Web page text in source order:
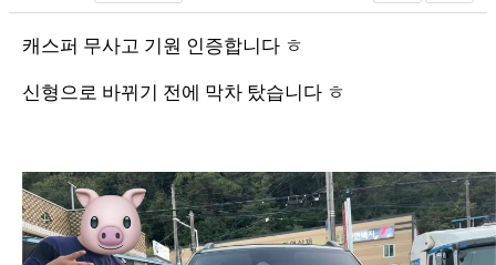
캐스퍼 무사고 기원 인증합니다 ㅎ
신형으로 바뀌기 전에 막차 탔습니다 ㅎ